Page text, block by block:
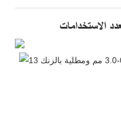
الاستخدامات